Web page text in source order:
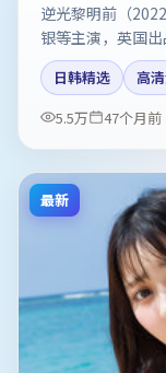
逆光黎明前（
银等主演，英国
院线质感。剧情
片方资料为准。
日韩精选
高
5.5万
47个月前
最新